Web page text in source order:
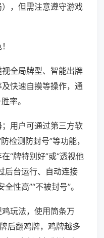
，但需注意遵守游戏
全局牌型、智能出牌
快速自摸等操作，通
率。
用户可通过第三方软
检测防封号”等功能，
“牌特别好”或“透视他
后台运行、自动连接
性高”“不被封号”。
玩法，使用筒条万
后翻鸡牌，鸡牌越多